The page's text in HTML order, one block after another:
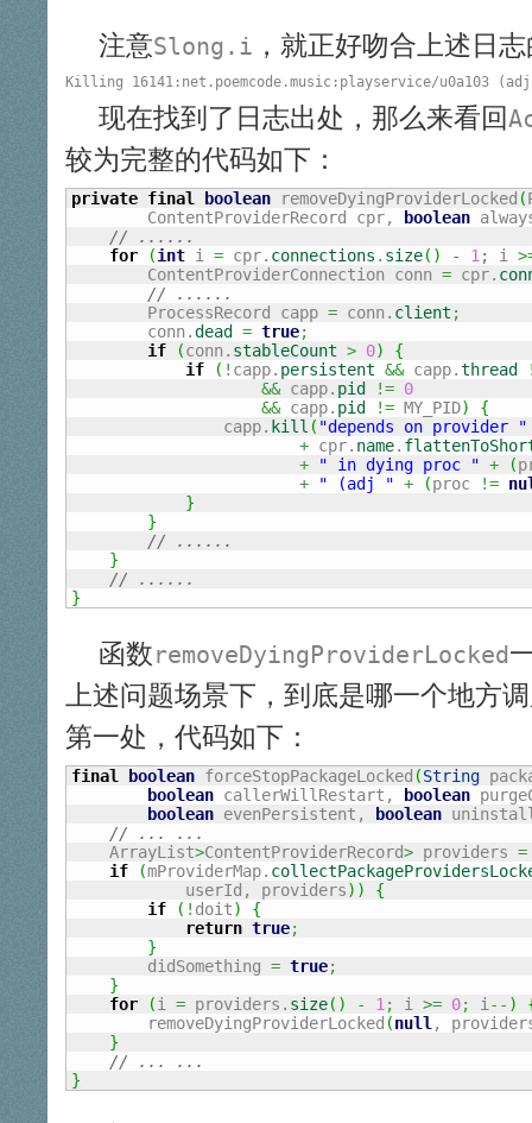
注意Slong.i ，就正好吻合上述日
现在找到了日志出处，那么来看回
较为完整的代码如下：
private final boolean removeDyingProviderLocked (
        ContentProviderRecord cpr,
boolean
// ......
for
(int i = cpr. connections . size( ) - 1 ; i
        ContentProviderConnection conn
= cpr.
// ......
        ProcessRecord capp
= conn. client ;
        conn.
dead = true;
if
(conn. stableCount > 0)
{
if
( ! capp. persistent && capp.thread
&& capp. pid != 0
&& capp. pid != MY_PID)
{
                capp.
kill ( "depends on provider "
+ cpr. name.
+
" in dying proc " + (
+
" (adj " + (proc !=
}
}
// ......
}
// ......
}
函数removeDyingProviderLocked
上述问题场景下，到底是哪一个地方
第一处，代码如下：
final boolean forceStopPackageLocked (String
boolean callerWillRestart, boolean
boolean evenPersistent, boolean
// ... ...
    ArrayList
>ContentProviderRecord> providers =
if
(mProviderMap.
            userId, providers
) )
{
if
( ! doit)
{
return true;
}
        didSomething
= true;
}
for
(i = providers. size( ) - 1 ; i >= 0; i -- )
        removeDyingProviderLocked
(null ,
}
// ... ...
}